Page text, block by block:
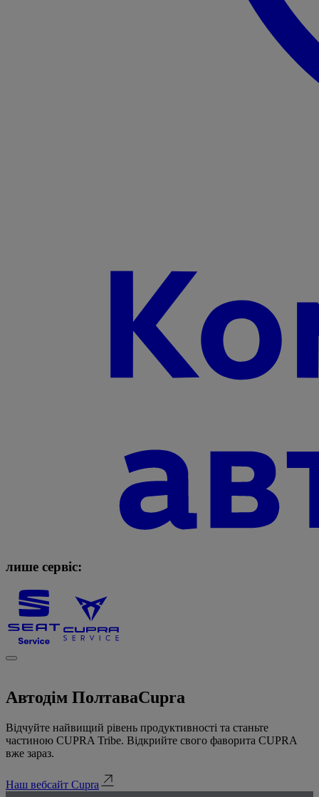
лише сервіс:
Автодім ПолтаваCupra
Відчуйте найвищий рівень продуктивності та станьте
частиною CUPRA Tribe. Відкрийте свого фаворита CUPRA
вже зараз.
Наш вебсайт Cupra